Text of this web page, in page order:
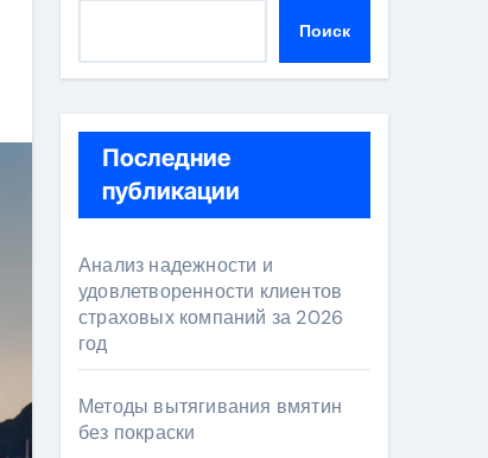
Поиск
Последние
публикации
Анализ надежности и
удовлетворенности клиентов
страховых компаний за 2026
год
Методы вытягивания вмятин
без покраски